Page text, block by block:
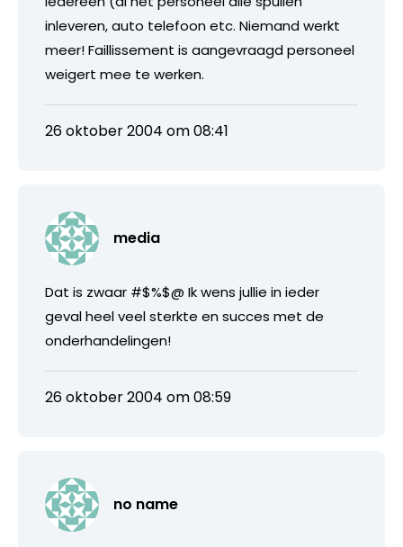
inleveren, auto telefoon etc. Niemand werkt
meer! Faillissement is aangevraagd personeel
weigert mee te werken.
26 oktober 2004 om 08:41
media
Dat is zwaar #$%$@ Ik wens jullie in ieder
geval heel veel sterkte en succes met de
onderhandelingen!
26 oktober 2004 om 08:59
no name